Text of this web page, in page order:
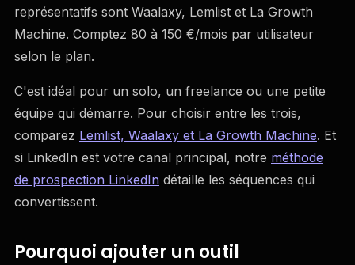
représentatifs sont Waalaxy, Lemlist et La Growth
Machine. Comptez 80 à 150 €/mois par utilisateur
selon le plan.
C'est idéal pour un solo, un freelance ou une petite
équipe qui démarre. Pour choisir entre les trois,
comparez Lemlist, Waalaxy et La Growth Machine. Et
si LinkedIn est votre canal principal, notre méthode
de prospection LinkedIn détaille les séquences qui
convertissent.
Pourquoi ajouter un outil